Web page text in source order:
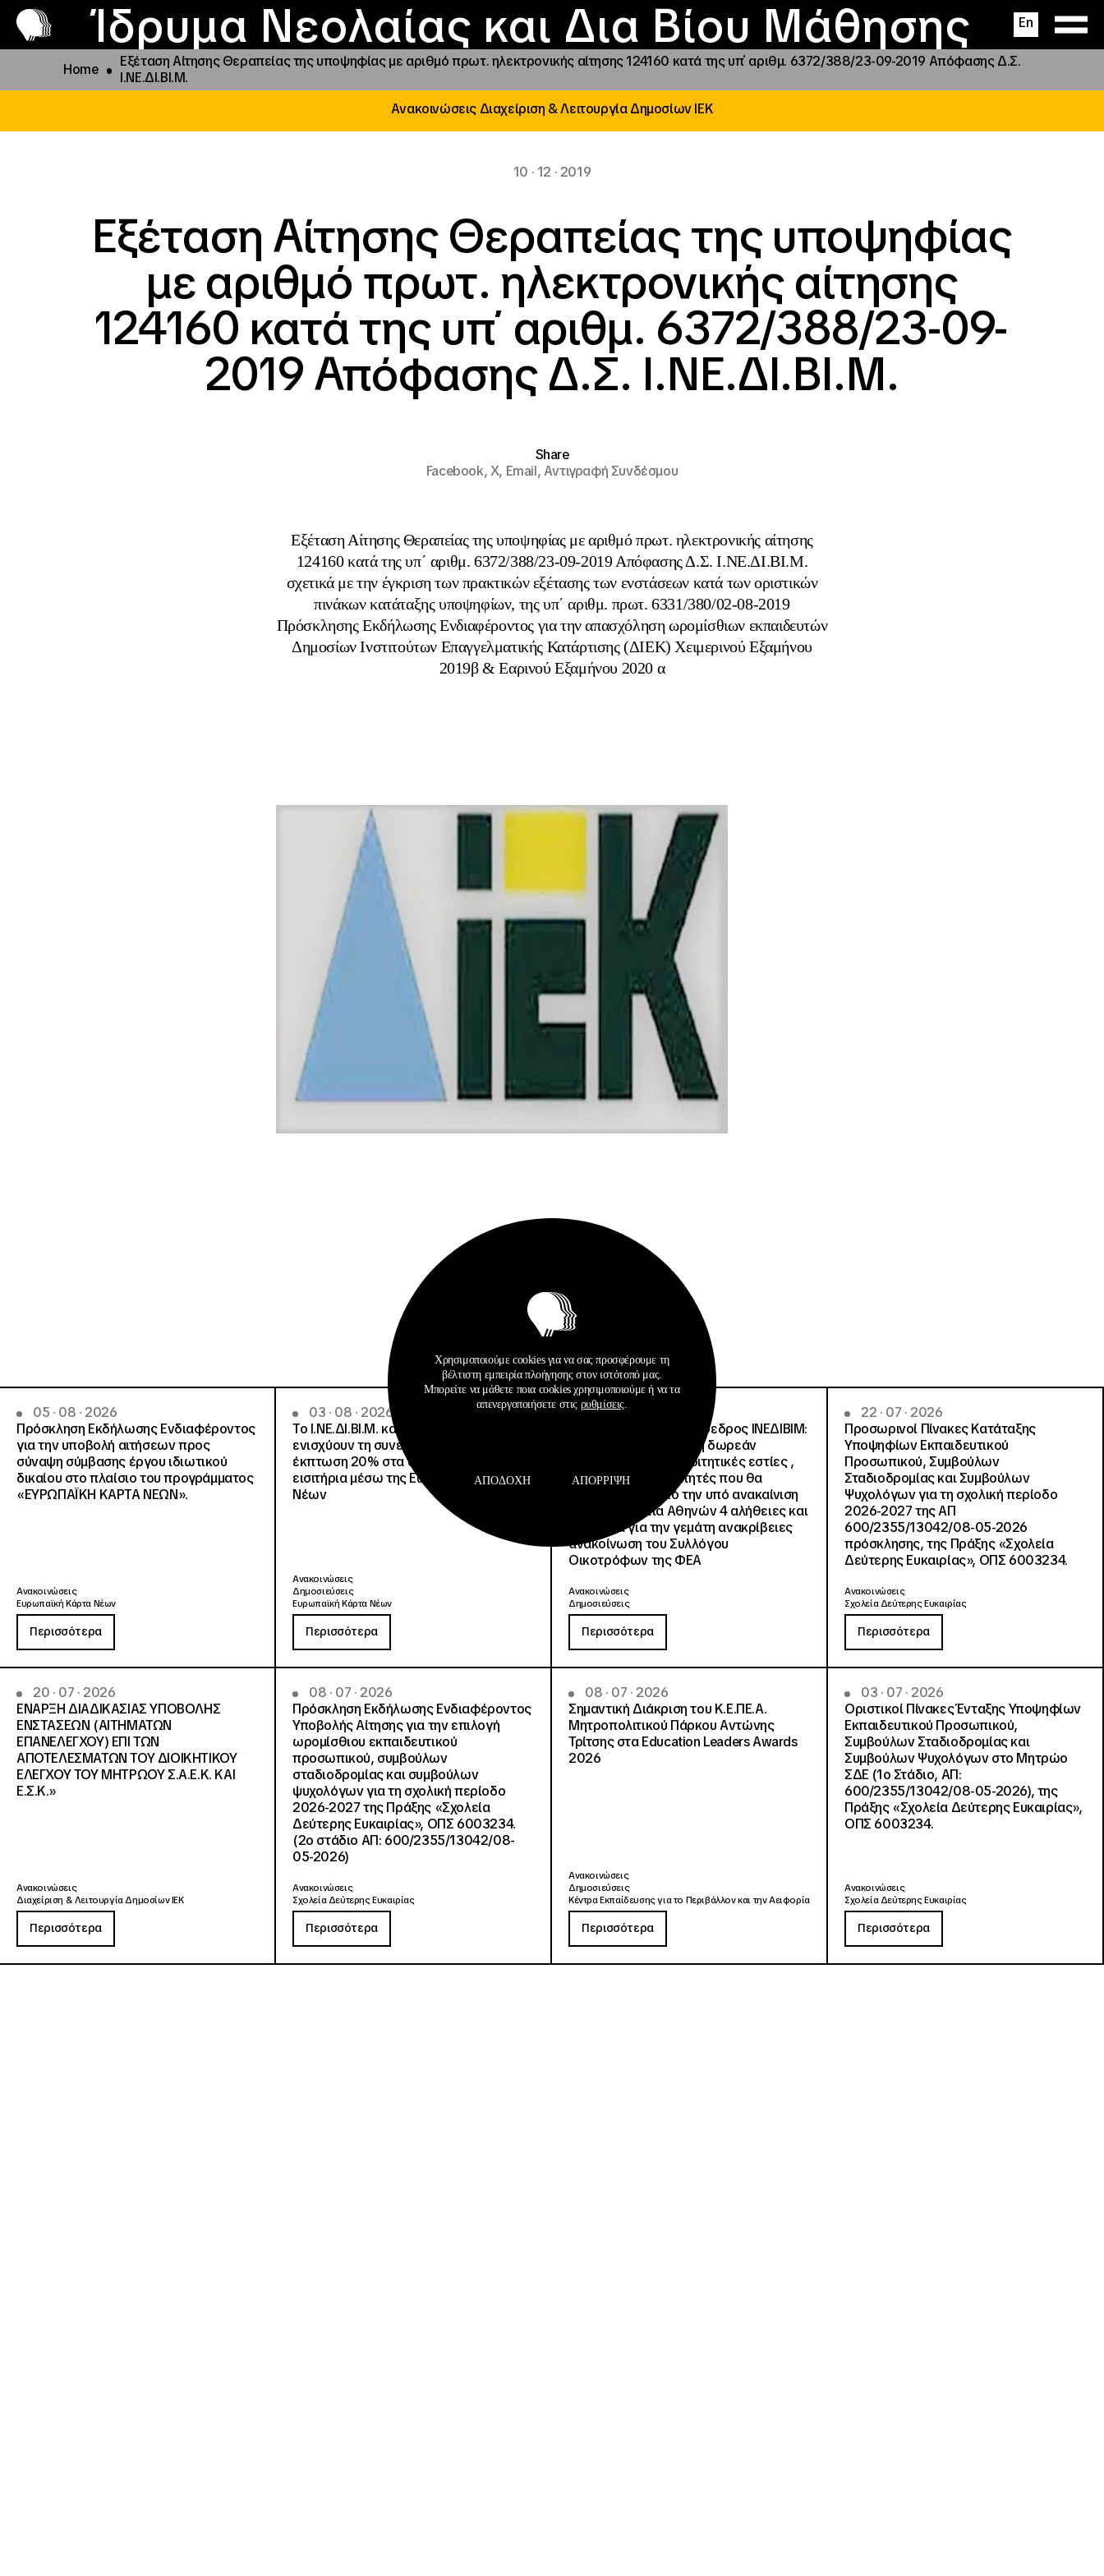
Ίδρυμα Νεολαίας και Δια Βίου Μάθησης En
Το ΙΝΕΔΙΒΙΜ
Προγράμματα και δράσεις
Φοιτητικές Εστίες
Παραχώρηση αιγίδας
Νέα
Επικοινωνία
Home
Εξέταση Αίτησης Θεραπείας της υποψηφίας με αριθμό πρωτ. ηλεκτρονικής αίτησης 124160 κατά της υπ΄ αριθμ. 6372/388/23-09-2019 Απόφασης Δ.Σ.
Ι.ΝΕ.ΔΙ.ΒΙ.Μ.
Ανακοινώσεις Διαχείριση & Λειτουργία Δημοσίων ΙΕΚ
10 · 12 · 2019
Εξέταση Αίτησης Θεραπείας της υποψηφίας
με αριθμό πρωτ. ηλεκτρονικής αίτησης
124160 κατά της υπ΄ αριθμ. 6372/388/23-09-
2019 Απόφασης Δ.Σ. Ι.ΝΕ.ΔΙ.ΒΙ.Μ.
Share
Facebook,X, Email,Αντιγραφή Συνδέσμου
Εξέταση Αίτησης Θεραπείας της υποψηφίας με αριθμό πρωτ. ηλεκτρονικής αίτησης
124160 κατά της υπ΄ αριθμ. 6372/388/23-09-2019 Απόφασης Δ.Σ. Ι.ΝΕ.ΔΙ.ΒΙ.Μ.
σχετικά με την έγκριση των πρακτικών εξέτασης των ενστάσεων κατά των οριστικών
πινάκων κατάταξης υποψηφίων, της υπ΄ αριθμ. πρωτ. 6331/380/02-08-2019
Πρόσκλησης Εκδήλωσης Ενδιαφέροντος για την απασχόληση ωρομίσθιων εκπαιδευτών
Δημοσίων Ινστιτούτων Επαγγελματικής Κατάρτισης (ΔΙΕΚ) Χειμερινού Εξαμήνου
2019β & Εαρινού Εξαμήνου 2020 α
05 · 08 · 2026
Πρόσκληση Εκδήλωσης Ενδιαφέροντος
για την υποβολή αιτήσεων προς
σύναψη σύμβασης έργου ιδιωτικού
δικαίου στο πλαίσιο του προγράμματος
«ΕΥΡΩΠΑΪΚΗ ΚΑΡΤΑ ΝΕΩΝ».
Ανακοινώσεις
Ευρωπαϊκή Κάρτα Νέων
Περισσότερα
03 · 08 · 2026
Το Ι.ΝΕ.ΔΙ.ΒΙ.Μ. και o Όμιλος Attica
ενισχύουν τη συνεργασία τους με
έκπτωση 20% στα ακτοπλοϊκά
εισιτήρια μέσω της Ευρωπαϊκής Κάρτας
Νέων
Ανακοινώσεις
Δημοσιεύσεις
Ευρωπαϊκή Κάρτα Νέων
Περισσότερα
02 · 08 · 2026
Άννα Ροκοφύλλου, Πρόεδρος ΙΝΕΔΙΒΙΜ:
Είναι εξασφαλισμένη η δωρεάν
στέγαση σε άλλες φοιτητικές εστίες ,
για όλους τους φοιτητές που θα
μετακινηθούν από την υπό ανακαίνιση
Φοιτητική Εστία Αθηνών 4 αλήθειες και
4 ψέματα για την γεμάτη ανακρίβειες
ανακοίνωση του Συλλόγου
Οικοτρόφων της ΦΕΑ
Ανακοινώσεις
Δημοσιεύσεις
Περισσότερα
22 · 07 · 2026
Προσωρινοί Πίνακες Κατάταξης
Υποψηφίων Εκπαιδευτικού
Προσωπικού, Συμβούλων
Σταδιοδρομίας και Συμβούλων
Ψυχολόγων για τη σχολική περίοδο
2026-2027 της ΑΠ
600/2355/13042/08-05-2026
πρόσκλησης, της Πράξης «Σχολεία
Δεύτερης Ευκαιρίας», ΟΠΣ 6003234.
Ανακοινώσεις
Σχολεία Δεύτερης Ευκαιρίας
Περισσότερα
20 · 07 · 2026
ΕΝΑΡΞΗ ΔΙΑΔΙΚΑΣΙΑΣ ΥΠΟΒΟΛΗΣ
ΕΝΣΤΑΣΕΩΝ (ΑΙΤΗΜΑΤΩΝ
ΕΠΑΝΕΛΕΓΧΟΥ) ΕΠΙ ΤΩΝ
ΑΠΟΤΕΛΕΣΜΑΤΩΝ ΤΟΥ ΔΙΟΙΚΗΤΙΚΟΥ
ΕΛΕΓΧΟΥ ΤΟΥ ΜΗΤΡΩΟΥ Σ.Α.Ε.Κ. ΚΑΙ
Ε.Σ.Κ.»
Ανακοινώσεις
Διαχείριση & Λειτουργία Δημοσίων ΙΕΚ
Περισσότερα
08 · 07 · 2026
Πρόσκληση Εκδήλωσης Ενδιαφέροντος
Υποβολής Αίτησης για την επιλογή
ωρομίσθιου εκπαιδευτικού
προσωπικού, συμβούλων
σταδιοδρομίας και συμβούλων
ψυχολόγων για τη σχολική περίοδο
2026-2027 της Πράξης «Σχολεία
Δεύτερης Ευκαιρίας», ΟΠΣ 6003234.
(2ο στάδιο ΑΠ: 600/2355/13042/08-
05-2026)
Ανακοινώσεις
Σχολεία Δεύτερης Ευκαιρίας
Περισσότερα
08 · 07 · 2026
Σημαντική Διάκριση του Κ.Ε.ΠΕ.Α.
Μητροπολιτικού Πάρκου Αντώνης
Τρίτσης στα Education Leaders Awards
2026
Ανακοινώσεις
Δημοσιεύσεις
Κέντρα Εκπαίδευσης για το Περιβάλλον και την Αειφορία
Περισσότερα
03 · 07 · 2026
Οριστικοί Πίνακες Ένταξης Υποψηφίων
Εκπαιδευτικού Προσωπικού,
Συμβούλων Σταδιοδρομίας και
Συμβούλων Ψυχολόγων στο Μητρώο
ΣΔΕ (1ο Στάδιο, ΑΠ:
600/2355/13042/08-05-2026), της
Πράξης «Σχολεία Δεύτερης Ευκαιρίας»,
ΟΠΣ 6003234.
Ανακοινώσεις
Σχολεία Δεύτερης Ευκαιρίας
Περισσότερα
Χρησιμοποιούμε cookies για να σας προσφέρουμε τη
βέλτιστη εμπειρία πλοήγησης στον ιστότοπό μας.
Μπορείτε να μάθετε ποια cookies χρησιμοποιούμε ή να τα
απενεργοποιήσετε στις ρυθμίσεις
ΑΠΟΔΟΧΉ ΑΠΌΡΡΙΨΗ